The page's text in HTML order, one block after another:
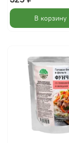
В корзину